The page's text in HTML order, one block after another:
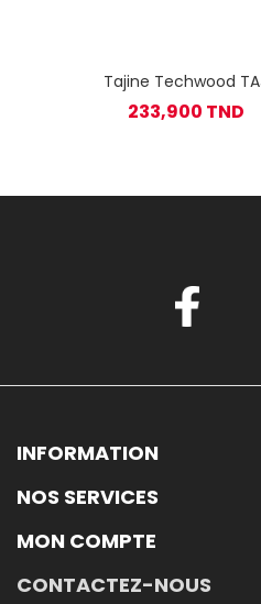
Tajine Techwood
233,900 TND
INFORMATION
NOS SERVICES
MON COMPTE
CONTACTEZ-NOUS